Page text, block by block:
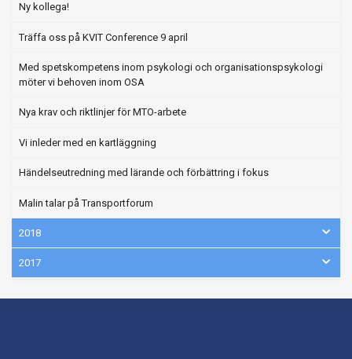
Ny kollega!
Träffa oss på KVIT Conference 9 april
Med spetskompetens inom psykologi och organisationspsykologi
möter vi behoven inom OSA
Nya krav och riktlinjer för MTO-arbete
Vi inleder med en kartläggning
Händelseutredning med lärande och förbättring i fokus
Malin talar på Transportforum
2018
2017